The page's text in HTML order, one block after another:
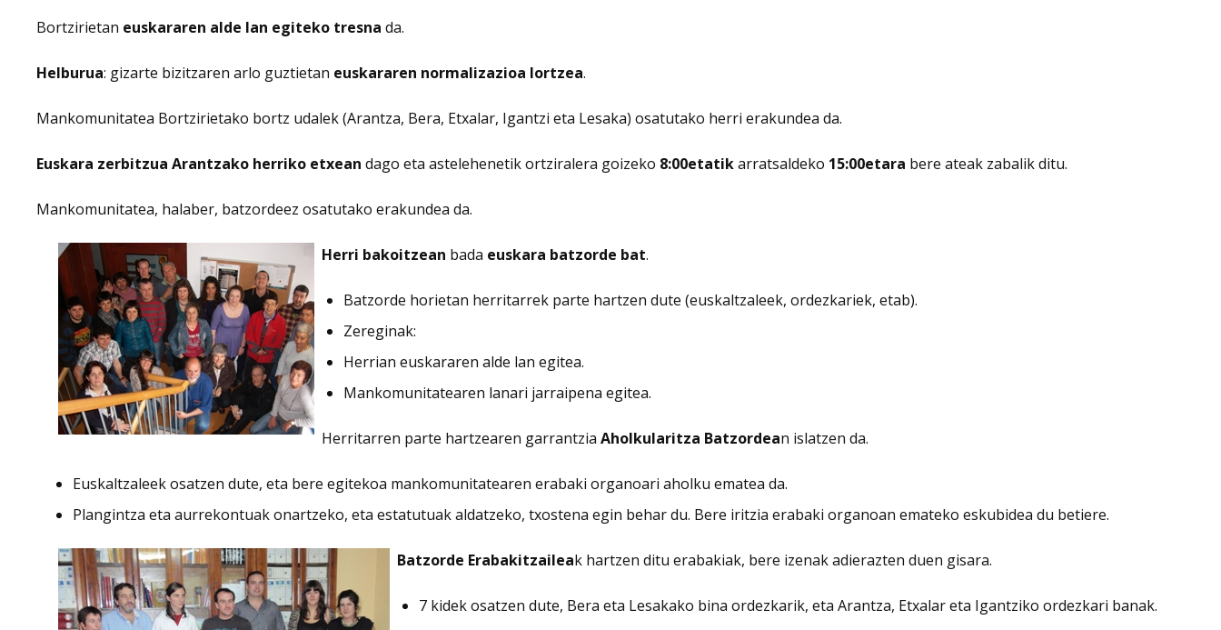
Bortzirietan euskararen alde lan egiteko tresna da.
Helburua: gizarte bizitzaren arlo guztietan euskararen normalizazioa lortzea.
Mankomunitatea Bortzirietako bortz udalek (Arantza, Bera, Etxalar, Igantzi eta Lesaka) osatutako herri erakundea da.
Euskara zerbitzua Arantzako herriko etxean dago eta astelehenetik ortziralera goizeko 8:00etatikarratsaldeko 15:00etara bere ateak zabalik ditu.
Mankomunitatea, halaber, batzordeez osatutako erakundea da.
Herri bakoitzean bada euskara batzorde bat.
Batzorde horietan herritarrek parte hartzen dute (euskaltzaleek, ordezkariek, etab).
Zereginak:
Herrian euskararen alde lan egitea.
Mankomunitatearen lanari jarraipena egitea.
Herritarren parte hartzearen garrantzia Aholkularitza Batzordean islatzen da.
Euskaltzaleek osatzen dute, eta bere egitekoa mankomunitatearen erabaki organoari aholku ematea da.
Plangintza eta aurrekontuak onartzeko, eta estatutuak aldatzeko, txostena egin behar du. Bere iritzia erabaki organoan emateko eskubidea du betiere.
Batzorde Erabakitzaileak hartzen ditu erabakiak, bere izenak adierazten duen gisara.
7 kidek osatzen dute, Bera eta Lesakako bina ordezkarik, eta Arantza, Etxalar eta Igantziko ordezkari banak.